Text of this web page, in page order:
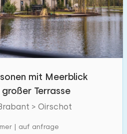
mit Meerblick
Terrasse
> Oirschot
| auf anfrage